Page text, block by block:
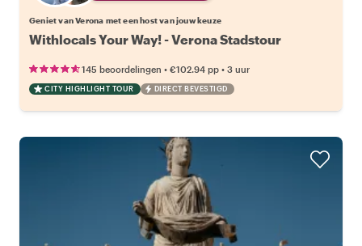
Geniet van Verona met een host van jouw keuze
Withlocals Your Way! - Verona Stadstour
145 beoordelingen • €102.94 pp • 3 uur
CITY HIGHLIGHT TOUR DIRECT BEVESTIGD